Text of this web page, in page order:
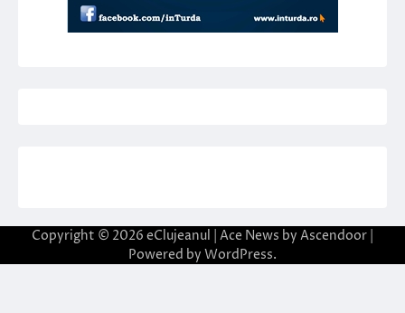
Copyright © 2026 eClujeanul | Ace News by Ascendoor
Powered by WordPress.